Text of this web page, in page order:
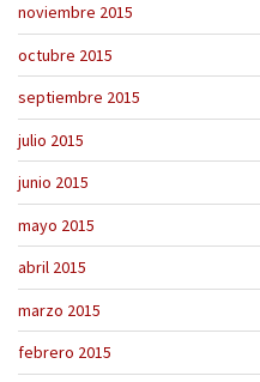
noviembre 2015
octubre 2015
septiembre 2015
julio 2015
junio 2015
mayo 2015
abril 2015
marzo 2015
febrero 2015